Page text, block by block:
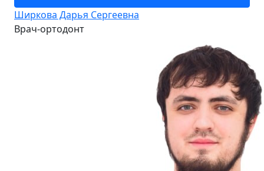
Ширкова Дарья Сергеевна
Врач-ортодонт